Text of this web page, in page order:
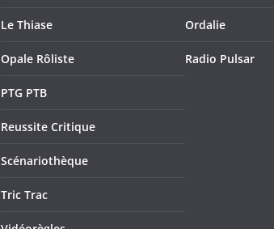
Le Thiase
Opale Rôliste
PTG PTB
Reussite Critique
Scénariothèque
Tric Trac
Ordalie
Radio Pulsar